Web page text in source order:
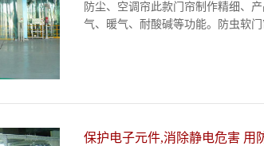
防尘、空调帘此款门帘制作精细、
气、暖气、耐酸碱等功能。防虫软
保护电子元件,消除静电危害 用